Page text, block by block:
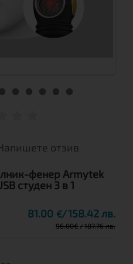
отзив
фенер Armytek
студен 3 в 1
81.00 € 158.42 лв.
96.00€ 187.76 лв.